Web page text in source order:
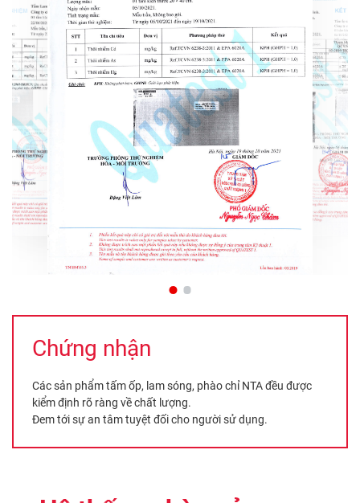
Chứng nhận
Các sản phẩm tấm ốp, lam sóng, phào chỉ NTA đều được
kiểm định rõ ràng về chất lượng.
Đem tới sự an tâm tuyệt đối cho người sử dụng.